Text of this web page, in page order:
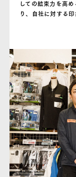
しての結束力を高
り、自社に対する